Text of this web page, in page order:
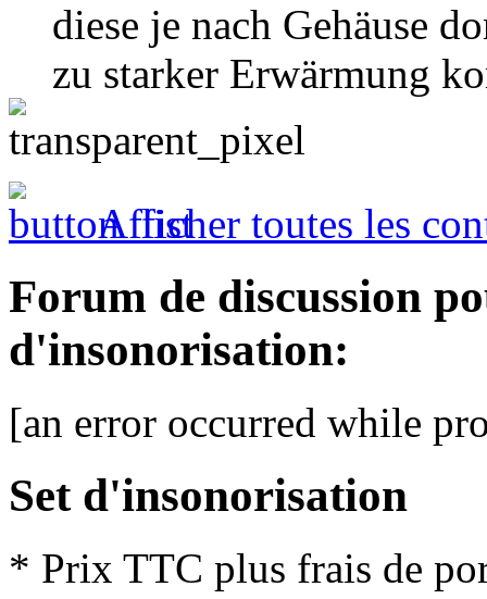
diese je nach Gehäuse
zu starker Erwärmung
Afficher toutes les
Forum de discussion
d'insonorisation:
[an error occurred while
Set d'insonorisation
* Prix TTC plus frais de